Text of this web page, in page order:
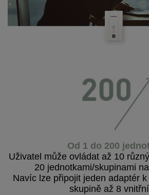
Od 1 do 200
Uživatel může ovládat až 10
20 jednotkami/skupinami
Navíc lze připojit jeden adaptér
skupině až 8